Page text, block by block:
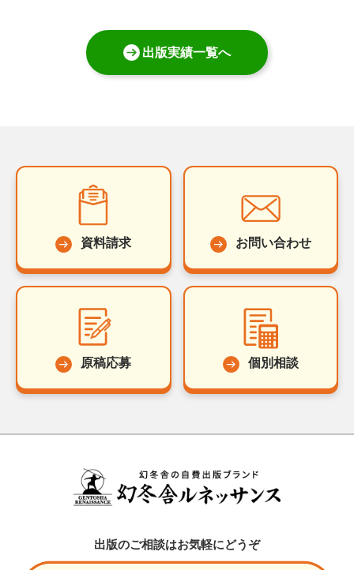
出版実績一覧へ
資料請求 お問い合わせ
原稿応募 個別相談
出版のご相談はお気軽にどうぞ